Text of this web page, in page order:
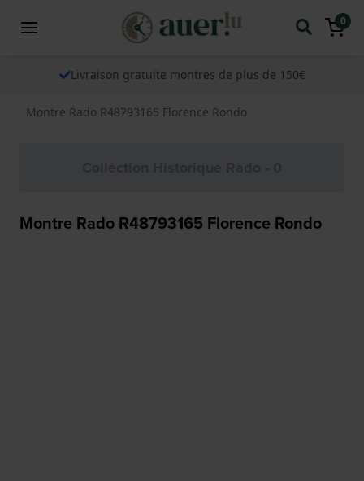
0
Livraison gratuite montres de plus de 150€
Montre Rado R48793165 Florence Rondo
Montre Rado R48793165 Florence Rondo